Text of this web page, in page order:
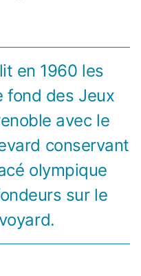
en 1960 les
fond des Jeux
avec le
conservant
olympique
sur le